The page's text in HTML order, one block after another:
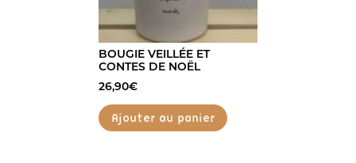
BOUGIE VEILLÉE ET
CONTES DE NOËL
26,90€
Ajouter au panier